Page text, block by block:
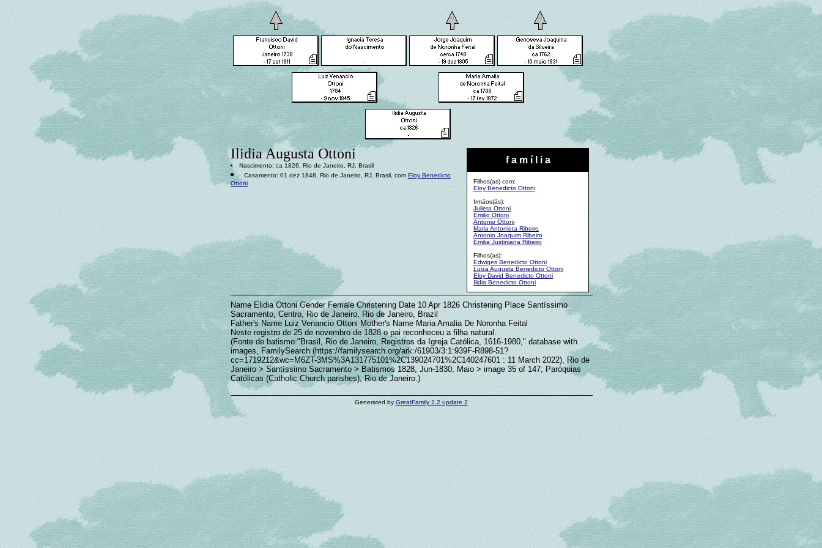
f a m í l i a
Filhos(as) com:
Eloy Benedicto Ottoni
Irmãos(ãs):
Julieta Ottoni
Emilio Ottoni
Antonio Ottoni
Maria Antonieta Ribeiro
Antonio Joaquim Ribeiro
Emilia Justiniana Ribeiro
Filhos(as):
Edwiges Benedicto Ottoni
Luiza Augusta Benedicto Ottoni
Eloy David Benedicto Ottoni
Ilidia Benedicto Ottoni
Ilidia Augusta Ottoni
Nascimento: ca 1826, Rio de Janeiro, RJ, Brasil
Casamento: 01 dez 1848, Rio de Janeiro, RJ, Brasil, com Eloy Benedicto
Ottoni
Name Elidia Ottoni Gender Female Christening Date 10 Apr 1826 Christening Place Santíssimo
Sacramento, Centro, Rio de Janeiro, Rio de Janeiro, Brazil
Father's Name Luiz Venancio Ottoni Mother's Name Maria Amalia De Noronha Feital
Neste registro de 25 de novembro de 1828 o pai reconheceu a filha natural.
(Fonte de batismo:"Brasil, Rio de Janeiro, Registros da Igreja Católica, 1616-1980," database with
images, FamilySearch (https://familysearch.org/ark:/61903/3:1:939F-R898-51?
cc=1719212&wc=M6ZT-3MS%3A131775101%2C139024701%2C140247601 : 11 March 2022), Rio de
Janeiro > Santíssimo Sacramento > Batismos 1828, Jun-1830, Maio > image 35 of 147; Paróquias
Católicas (Catholic Church parishes), Rio de Janeiro.)
Generated by GreatFamily 2.2 update 2